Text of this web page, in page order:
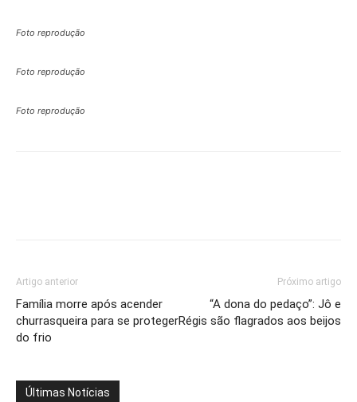
Foto reprodução
Foto reprodução
Foto reprodução
Artigo anterior
Família morre após acender
churrasqueira para se proteger
do frio
Próximo artigo
“A dona do pedaço”: Jô e
Régis são flagrados aos beijos
Últimas Notícias